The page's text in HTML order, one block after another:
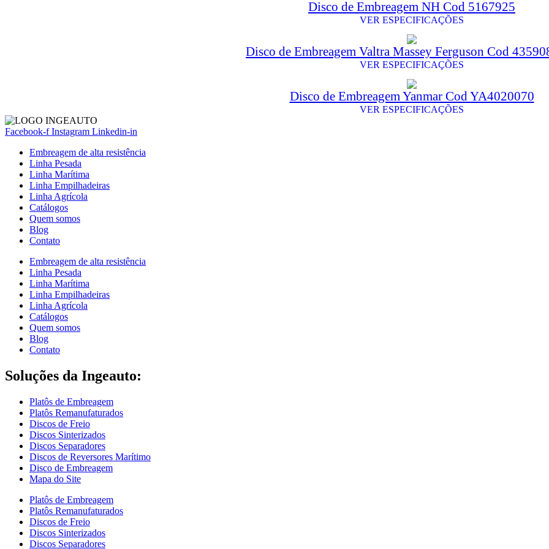
Disco de Embreagem NH Cod 5167925
VER ESPECIFICAÇÕES
Disco de Embreagem Valtra Massey Ferguson Cod
VER ESPECIFICAÇÕES
Disco de Embreagem Yanmar Cod YA4020070
VER ESPECIFICAÇÕES
Facebook-f Instagram Linkedin-in
Embreagem de alta resistência
Linha Pesada
Linha Marítima
Linha Empilhadeiras
Linha Agrícola
Catálogos
Quem somos
Blog
Contato
Embreagem de alta resistência
Linha Pesada
Linha Marítima
Linha Empilhadeiras
Linha Agrícola
Catálogos
Quem somos
Blog
Contato
Soluções da Ingeauto:
Platôs de Embreagem
Platôs Remanufaturados
Discos de Freio
Discos Sinterizados
Discos Separadores
Discos de Reversores Marítimo
Disco de Embreagem
Mapa do Site
Platôs de Embreagem
Platôs Remanufaturados
Discos de Freio
Discos Sinterizados
Discos Separadores